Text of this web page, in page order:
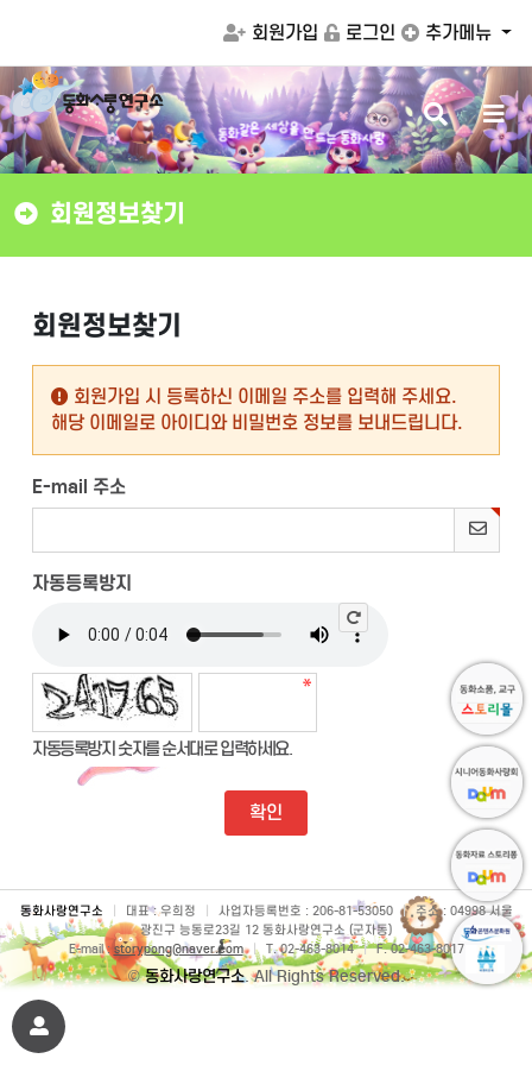
회원가입 로그인 추가메뉴
동화같은 세상을 만드는 동화사랑
검
색
버
튼
메
뉴
버
튼
회원정보찾기
회원정보찾기
회원가입 시 등록하신 이메일 주소를 입력해 주세요.
해당 이메일로 아이디와 비밀번호 정보를 보내드립니다.
E-mail 주소
자동등록방지
자동등록방지 숫자를 순서대로 입력하세요.
동화사랑연구소 대표 : 우희정 사업자등록번호 : 206-81-53050 |
주소 : 04998 서울
광진구 능동로23길 12 동화사랑연구소 (군자동)
E-mail : storypong@naver.com | T. 02-463-8014 | F. 02-463-8017
©동화사랑연구소. All Rights Reserved.